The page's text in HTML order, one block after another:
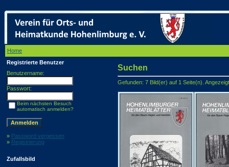
Home
Registrierte Benutzer
Benutzername:
Passwort:
Beim nächsten Besuch
automatisch anmelden?
» Password vergessen
» Registrierung
Zufallsbild
Suchen
Gefunden: 7 Bild(er) auf 1 Seite(n).